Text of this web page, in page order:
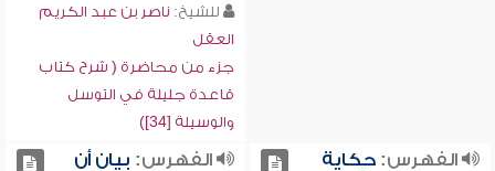
للشيخ: ناصر بن عبد الكريم
العقل
جزء من محاضرة ( شرح كتاب
قاعدة جليلة في التوسل
والوسيلة [34])
الفهرس:حكاية
الفهرس: بيان أن